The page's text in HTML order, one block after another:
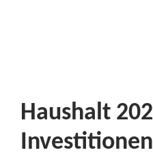
Haushalt